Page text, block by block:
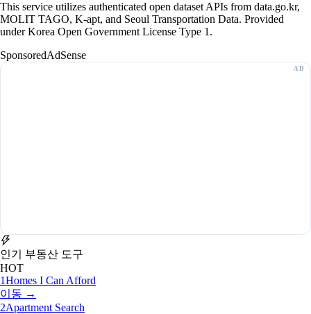
This service utilizes authenticated open dataset APIs from data.go.kr,
MOLIT TAGO, K-apt, and Seoul Transportation Data. Provided
under Korea Open Government License Type 1.
SponsoredAdSense
인기 부동산 도구
HOT
1Homes I Can Afford
이동 →
2Apartment Search